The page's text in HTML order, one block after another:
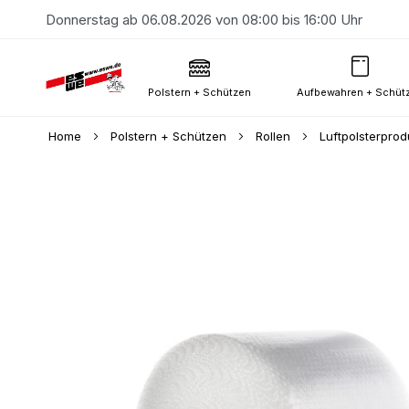
Donnerstag ab 06.08.2026 von 08:00 bis 16:00 Uhr
Polstern + Schützen Aufbewahren +
Home Polstern + Schützen Rollen